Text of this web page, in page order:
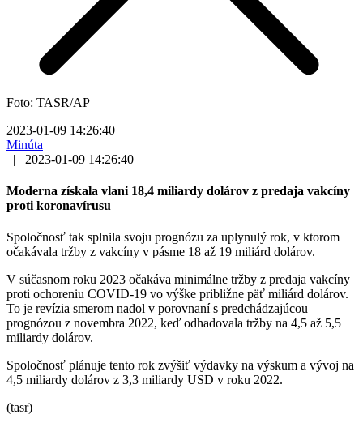
Foto: TASR/AP
2023-01-09 14:26:40
Minúta
|
2023-01-09 14:26:40
Moderna získala vlani 18,4 miliardy dolárov z predaja vakcíny
proti koronavírusu
Spoločnosť tak splnila svoju prognózu za uplynulý rok, v ktorom
očakávala tržby z vakcíny v pásme 18 až 19 miliárd dolárov.
V súčasnom roku 2023 očakáva minimálne tržby z predaja vakcíny
proti ochoreniu COVID-19 vo výške približne päť miliárd dolárov.
To je revízia smerom nadol v porovnaní s predchádzajúcou
prognózou z novembra 2022, keď odhadovala tržby na 4,5 až 5,5
miliardy dolárov.
Spoločnosť plánuje tento rok zvýšiť výdavky na výskum a vývoj na
4,5 miliardy dolárov z 3,3 miliardy USD v roku 2022.
(tasr)